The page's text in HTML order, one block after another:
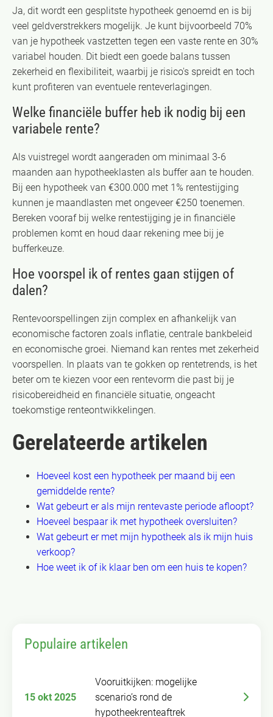
Ja, dit wordt een gesplitste hypotheek genoemd en is bij
veel geldverstrekkers mogelijk. Je kunt bijvoorbeeld 70%
van je hypotheek vastzetten tegen een vaste rente en 30%
variabel houden. Dit biedt een goede balans tussen
zekerheid en flexibiliteit, waarbij je risico's spreidt en toch
kunt profiteren van eventuele renteverlagingen.
Welke financiële buffer heb ik nodig bij een
variabele rente?
Als vuistregel wordt aangeraden om minimaal 3-6
maanden aan hypotheeklasten als buffer aan te houden.
Bij een hypotheek van €300.000 met 1% rentestijging
kunnen je maandlasten met ongeveer €250 toenemen.
Bereken vooraf bij welke rentestijging je in financiële
problemen komt en houd daar rekening mee bij je
bufferkeuze.
Hoe voorspel ik of rentes gaan stijgen of
dalen?
Rentevoorspellingen zijn complex en afhankelijk van
economische factoren zoals inflatie, centrale bankbeleid
en economische groei. Niemand kan rentes met zekerheid
voorspellen. In plaats van te gokken op rentetrends, is het
beter om te kiezen voor een rentevorm die past bij je
risicobereidheid en financiële situatie, ongeacht
toekomstige renteontwikkelingen.
Gerelateerde artikelen
Hoeveel kost een hypotheek per maand bij een
gemiddelde rente?
Wat gebeurt er als mijn rentevaste periode afloopt?
Hoeveel bespaar ik met hypotheek oversluiten?
Wat gebeurt er met mijn hypotheek als ik mijn huis
verkoop?
Hoe weet ik of ik klaar ben om een huis te kopen?
Populaire artikelen
15 okt 2025
Vooruitkijken: mogelijke
scenario’s rond de
hypotheekrenteaftrek